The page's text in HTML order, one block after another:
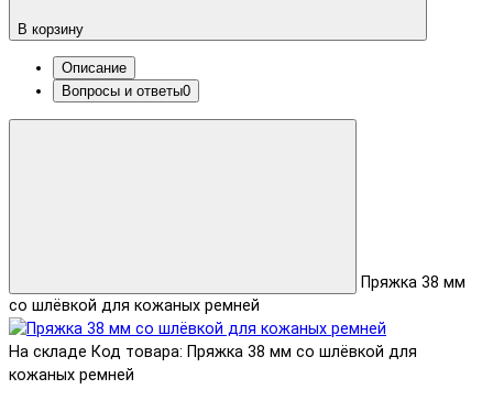
В корзину
Описание
Вопросы и ответы0
Пряжка 38 мм
со шлёвкой для кожаных ремней
На складе Код товара: Пряжка 38 мм со шлёвкой для
кожаных ремней